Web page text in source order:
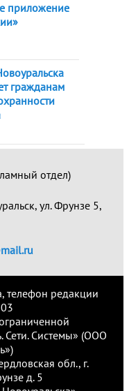
приложение
гражданам
отдел)
ул. Фрунзе 5,
телефон редакции
Сети. Системы» (ООО
обл., г.
д. 5